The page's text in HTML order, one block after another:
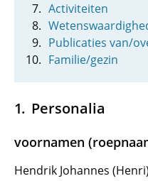
Activiteiten
Publicaties van/
Familie/gezin
Personalia
voornamen
Hendrik Johannes (Henri)